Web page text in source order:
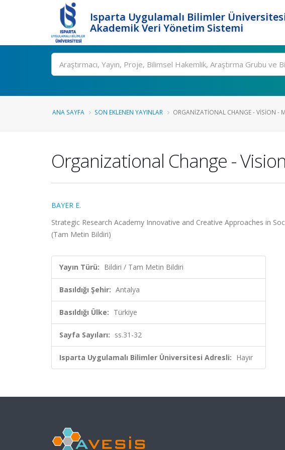
Isparta Uygulamalı Bilimler
Akademik Veri Yönetim Sistemi
Ara
ANA SAYFA SON EKLENEN YAYINLAR ORGANIZATIONAL CHANGE - VISION -
Organizational Change -
BAYER E.
Strategic Research Academy Innovative and Creative Approaches in
(Tam Metin Bildiri)
Yayın Türü: Bildiri / Tam Metin Bildiri
Basıldığı Şehir: Antalya
Basıldığı Ülke: Türkiye
Sayfa Sayıları: ss.31-32
Isparta Uygulamalı Bilimler Üniversitesi Adresli: Hayır